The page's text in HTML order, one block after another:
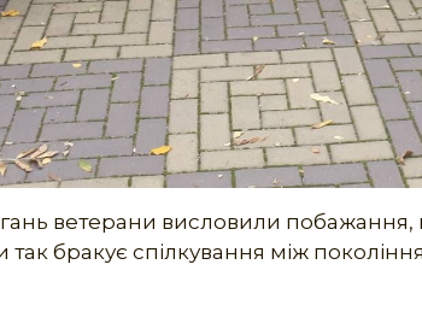
ветерани висловили побажання,
так бракує спілкування між